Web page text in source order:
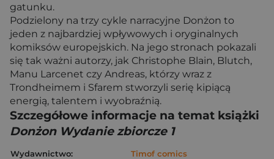
gatunku.
Podzielony na trzy cykle narracyjne Donżon to
jeden z najbardziej wpływowych i oryginalnych
komiksów europejskich. Na jego stronach pokazali
się tak ważni autorzy, jak Christophe Blain, Blutch,
Manu Larcenet czy Andreas, którzy wraz z
Trondheimem i Sfarem stworzyli serię kipiącą
energią, talentem i wyobraźnią.
Szczegółowe informacje na temat książki
Donżon Wydanie zbiorcze 1
Wydawnictwo:
Timof comics